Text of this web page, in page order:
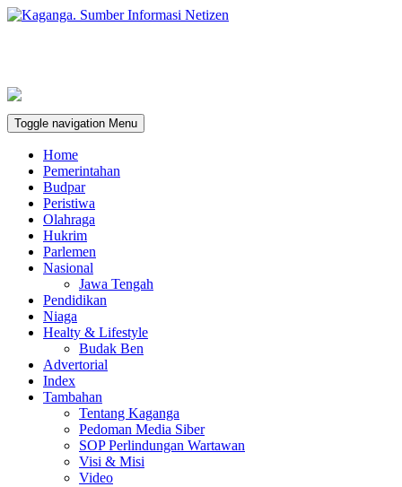
Toggle navigation Menu
Home
Pemerintahan
Budpar
Peristiwa
Olahraga
Hukrim
Parlemen
Nasional
Jawa Tengah
Pendidikan
Niaga
Healty & Lifestyle
Budak Ben
Advertorial
Index
Tambahan
Tentang Kaganga
Pedoman Media Siber
SOP Perlindungan Wartawan
Visi & Misi
Video